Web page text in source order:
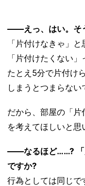
――えっ、はい。そ
「片付けなきゃ」
「片付けたくない
たとえ5分で片付け
しまうとつまらない
だから、部屋の「片
を考えてほしいと思
――なるほど……? 「
ですか?
行為としては同じで